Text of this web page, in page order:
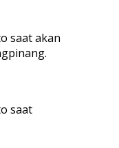
saat akan
saat